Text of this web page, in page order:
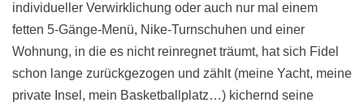
individueller Verwirklichung oder auch nur mal einem
fetten 5-Gänge-Menü, Nike-Turnschuhen und einer
Wohnung, in die es nicht reinregnet träumt, hat sich Fidel
schon lange zurückgezogen und zählt (meine Yacht, meine
private Insel, mein Basketballplatz…) kichernd seine